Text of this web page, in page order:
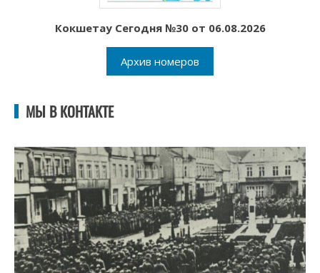
Кокшетау Сегодня №30 от 06.08.2026
Архив номеров
МЫ В КОНТАКТЕ